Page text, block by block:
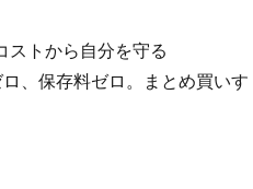
ストから自分を守る
、保存料ゼロ。まとめ買いす